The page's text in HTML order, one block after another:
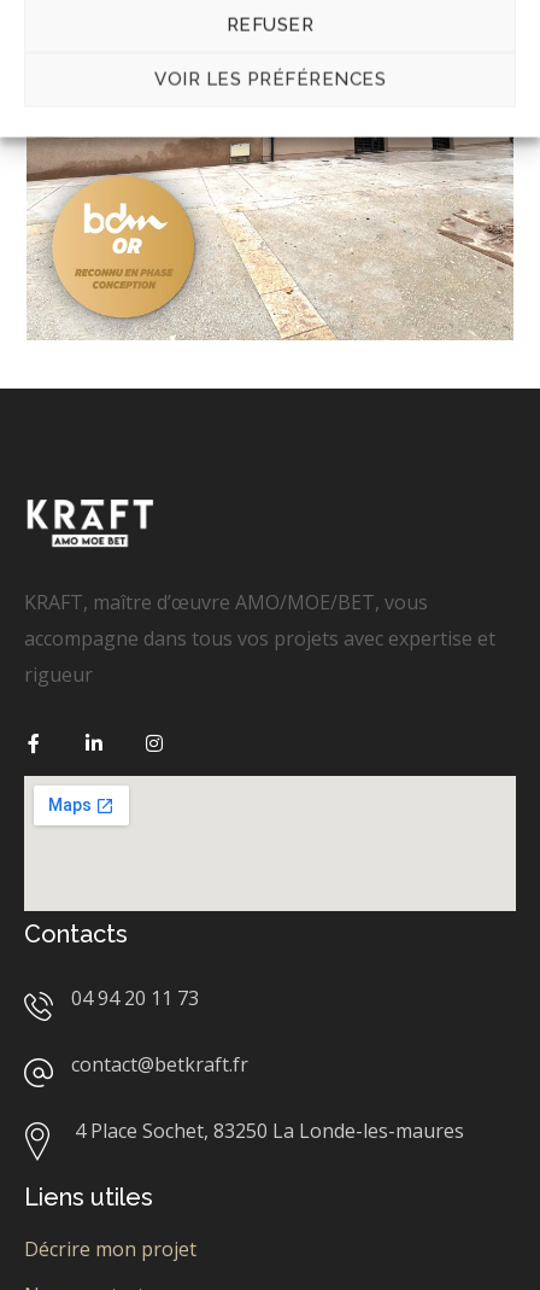
REFUSER
VOIR LES PRÉFÉRENCES
ECOLE / PROFESSIONNELS
KRAFT, maître d’œuvre AMO/MOE/BET, vous
accompagne dans tous vos projets avec expertise et
rigueur
Contacts
04 94 20 11 73
contact@betkraft.fr
4 Place Sochet, 83250 La Londe-les-maures
Liens utiles
Décrire mon projet